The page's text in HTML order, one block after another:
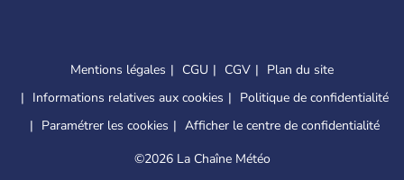
Mentions légales CGU CGV
Plan du site
Informations relatives aux cookies
Politique de confidentialité
Paramétrer les cookies
Afficher le centre de confidentialité
©2026 La Chaîne Météo